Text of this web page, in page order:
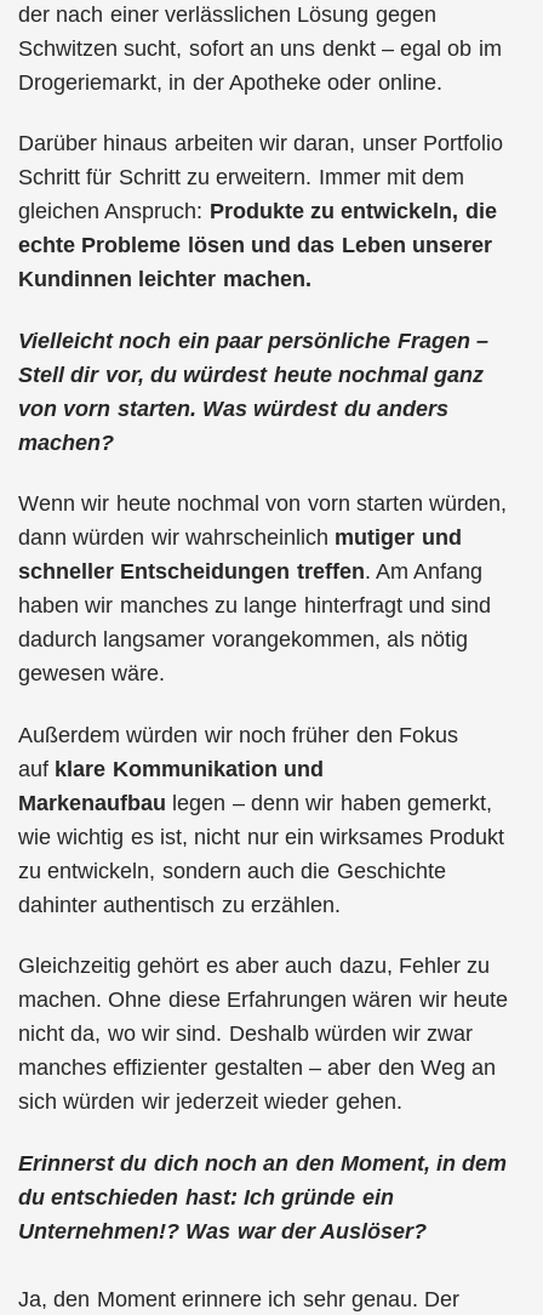
der nach einer verlässlichen Lösung gegen
Schwitzen sucht, sofort an uns denkt – egal ob im
Drogeriemarkt, in der Apotheke oder online.
Darüber hinaus arbeiten wir daran, unser Portfolio
Schritt für Schritt zu erweitern. Immer mit dem
gleichen Anspruch: Produkte zu entwickeln, die
echte Probleme lösen und das Leben unserer
Kundinnen leichter machen.
Vielleicht noch ein paar persönliche Fragen –
Stell dir vor, du würdest heute nochmal ganz
von vorn starten. Was würdest du anders
machen?
Wenn wir heute nochmal von vorn starten würden,
dann würden wir wahrscheinlich mutiger und
schneller Entscheidungen treffen. Am Anfang
haben wir manches zu lange hinterfragt und sind
dadurch langsamer vorangekommen, als nötig
gewesen wäre.
Außerdem würden wir noch früher den Fokus
auf klare Kommunikation und
Markenaufbau legen – denn wir haben gemerkt,
wie wichtig es ist, nicht nur ein wirksames Produkt
zu entwickeln, sondern auch die Geschichte
dahinter authentisch zu erzählen.
Gleichzeitig gehört es aber auch dazu, Fehler zu
machen. Ohne diese Erfahrungen wären wir heute
nicht da, wo wir sind. Deshalb würden wir zwar
manches effizienter gestalten – aber den Weg an
sich würden wir jederzeit wieder gehen.
Erinnerst du dich noch an den Moment, in dem
du entschieden hast: Ich gründe ein
Unternehmen!? Was war der Auslöser?
Ja, den Moment erinnere ich sehr genau. Der